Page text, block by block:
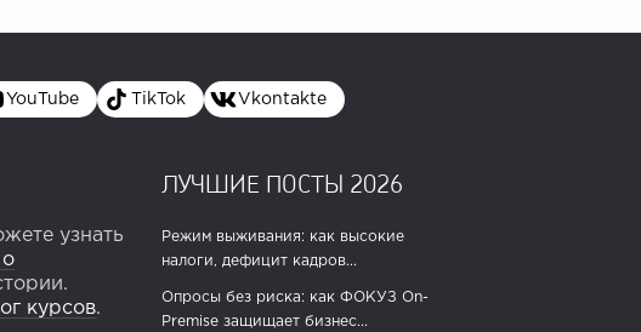
YouTube TikTok Vkontakte
узнать
о
курсов.
ЛУЧШИЕ ПОСТЫ 2026
Режим выживания: как высокие
налоги, дефицит кадров...
Опросы без риска: как ФОКУЗ On-
Premise защищает бизнес...